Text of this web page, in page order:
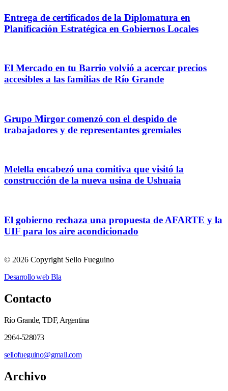
Entrega de certificados de la Diplomatura en
Planificación Estratégica en Gobiernos Locales
El Mercado en tu Barrio volvió a acercar precios
accesibles a las familias de Río Grande
Grupo Mirgor comenzó con el despido de
trabajadores y de representantes gremiales
Melella encabezó una comitiva que visitó la
construcción de la nueva usina de Ushuaia
El gobierno rechaza una propuesta de AFARTE y la
UIF para los aire acondicionado
© 2026 Copyright Sello Fueguino
Desarrollo web Bla
Contacto
Río Grande, TDF, Argentina
2964-528073
sellofueguino@gmail.com
Archivo